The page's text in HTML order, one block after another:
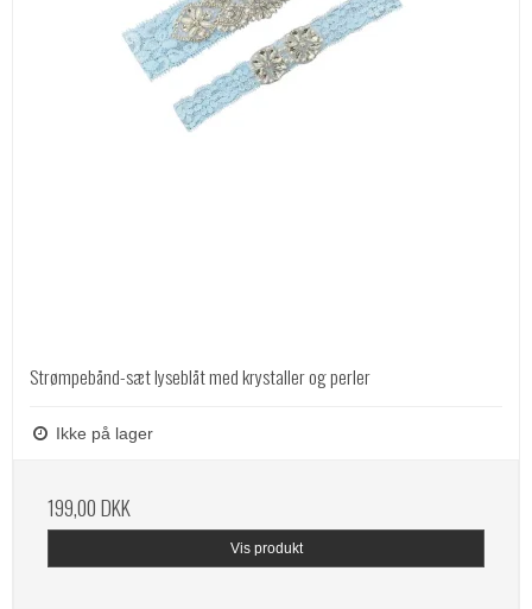
Strømpebånd-sæt lyseblåt med krystaller og perler
Ikke på lager
199,00 DKK
Vis produkt